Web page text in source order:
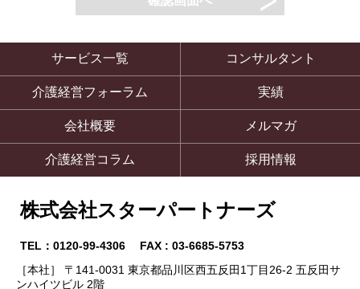
サービス一覧 コンサルタント
介護経営フォーラム 実績
会社概要 メルマガ
介護経営コラム 採用情報
株式会社スターパートナーズ
TEL：0120-99-4306 FAX : 03-6685-5753
［本社］ 〒141-0031 東京都品川区西五反田1丁目26-2 五反田サ
ンハイツビル 2階